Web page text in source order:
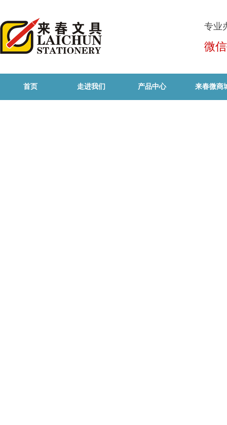
专业
微
首页 走进我们 产品中心 来春微商